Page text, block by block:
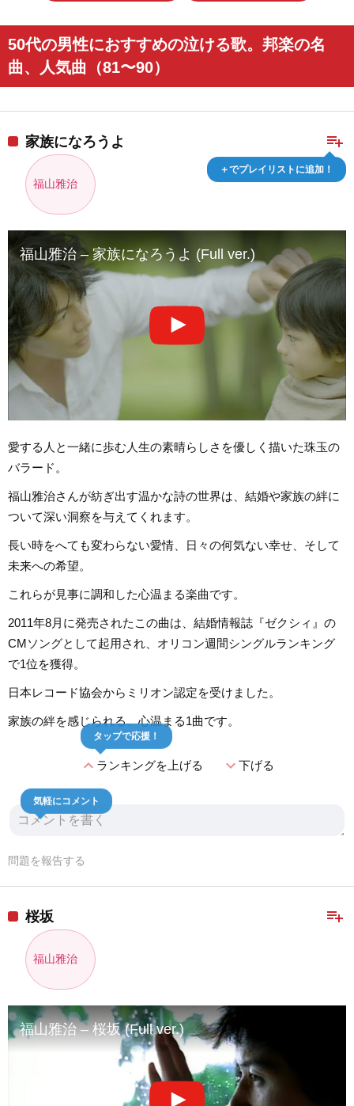
50代の男性におすすめの泣ける歌。邦楽の名
曲、人気曲（81〜90）
playlist_add
＋でプレイリストに追加！
家族になろうよ
福山雅治
福山雅治 – 家族になろうよ (Full ver.)
愛する人と一緒に歩む人生の素晴らしさを優しく描いた珠玉の
バラード。
福山雅治さんが紡ぎ出す温かな詩の世界は、結婚や家族の絆に
ついて深い洞察を与えてくれます。
長い時をへても変わらない愛情、日々の何気ない幸せ、そして
未来への希望。
これらが見事に調和した心温まる楽曲です。
2011年8月に発売されたこの曲は、結婚情報誌『ゼクシィ』の
CMソングとして起用され、オリコン週間シングルランキング
で1位を獲得。
日本レコード協会からミリオン認定を受けました。
家族の絆を感じられる、心温まる1曲です。
expand_lessランキングを上げる
タップで応援！
expand_more下げる
気軽にコメント
問題を報告する
playlist_add
桜坂
福山雅治
福山雅治 – 桜坂 (Full ver.)